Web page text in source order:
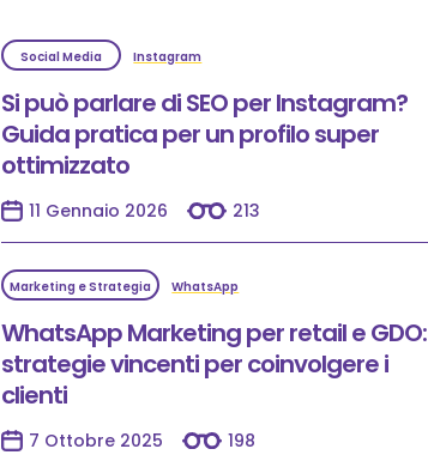
Social Media Instagram
Si può parlare di SEO per Instagram?
Guida pratica per un profilo super
ottimizzato
11 Gennaio 2026 213
Marketing e Strategia WhatsApp
WhatsApp Marketing per retail e GDO:
strategie vincenti per coinvolgere i
clienti
7 Ottobre 2025 198